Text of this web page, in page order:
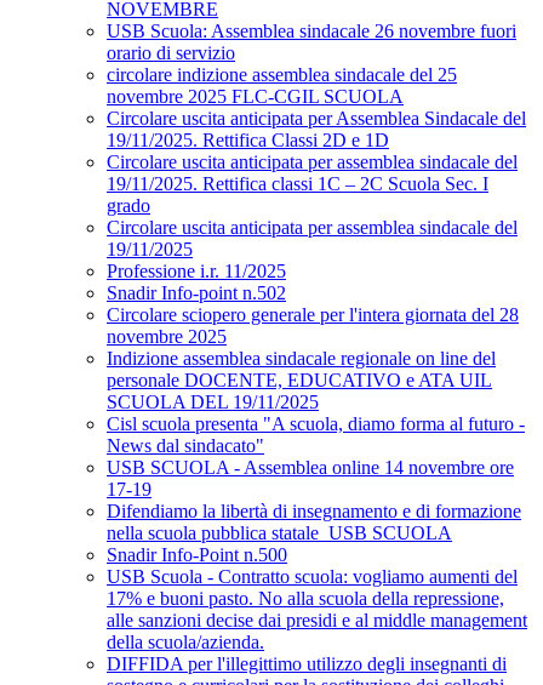
NOVEMBRE
USB Scuola: Assemblea sindacale 26 novembre fuori
orario di servizio
circolare indizione assemblea sindacale del 25
novembre 2025 FLC-CGIL SCUOLA
Circolare uscita anticipata per Assemblea Sindacale del
19/11/2025. Rettifica Classi 2D e 1D
Circolare uscita anticipata per assemblea sindacale del
19/11/2025. Rettifica classi 1C – 2C Scuola Sec. I
grado
Circolare uscita anticipata per assemblea sindacale del
19/11/2025
Professione i.r. 11/2025
Snadir Info-point n.502
Circolare sciopero generale per l'intera giornata del 28
novembre 2025
Indizione assemblea sindacale regionale on line del
personale DOCENTE, EDUCATIVO e ATA UIL
SCUOLA DEL 19/11/2025
Cisl scuola presenta "A scuola, diamo forma al futuro -
News dal sindacato"
USB SCUOLA - Assemblea online 14 novembre ore
17-19
Difendiamo la libertà di insegnamento e di formazione
nella scuola pubblica statale_USB SCUOLA
Snadir Info-Point n.500
USB Scuola - Contratto scuola: vogliamo aumenti del
17% e buoni pasto. No alla scuola della repressione,
alle sanzioni decise dai presidi e al middle management
della scuola/azienda.
DIFFIDA per l'illegittimo utilizzo degli insegnanti di